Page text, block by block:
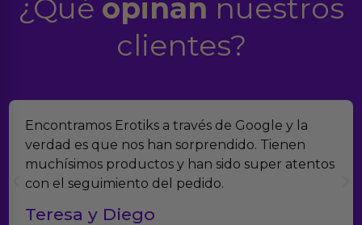
¿Qué opinan nuestros
clientes?
Encontramos Erotiks a través de Google y la
verdad es que nos han sorprendido. Tienen
muchísimos productos y han sido super atentos
con el seguimiento del pedido.
Teresa y Diego